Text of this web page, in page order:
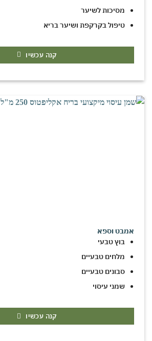
מסיכות לשיער
טיפול בקרקפת ושיער בריא
קנה עכשיו
אמבט וספא
בוץ טבעי
מלחים טבעיים
סבונים טבעיים
שמני עיסוי
קנה עכשיו